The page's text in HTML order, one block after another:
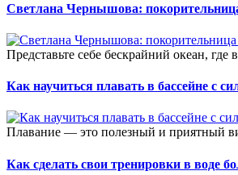
Светлана Чернышова:
Представьте себе бескрайний океан, где
Как научиться плавать в бассейне с
Плавание — это полезный и приятный
Как сделать свои тренировки в воде